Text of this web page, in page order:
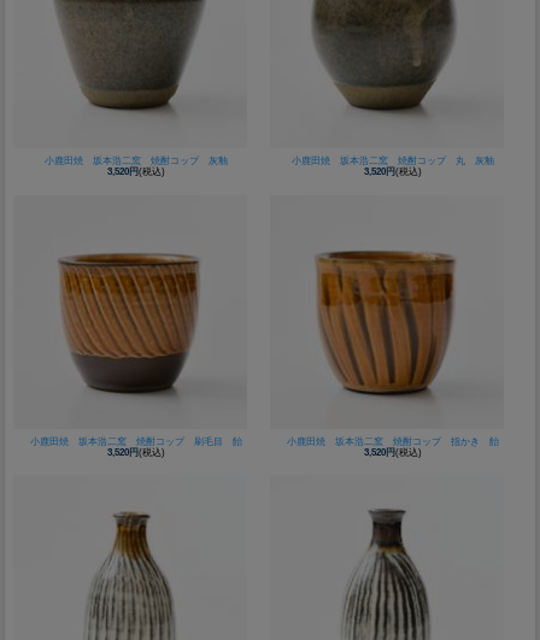
小鹿田焼 坂本浩二窯 焼酎コップ 灰釉
3,520円(税込)
小鹿田焼 坂本浩二窯 焼酎コップ 丸 灰釉
3,520円(税込)
小鹿田焼 坂本浩二窯 焼酎コップ 刷毛目 飴
3,520円(税込)
小鹿田焼 坂本浩二窯 焼酎コップ 指かき 飴
3,520円(税込)